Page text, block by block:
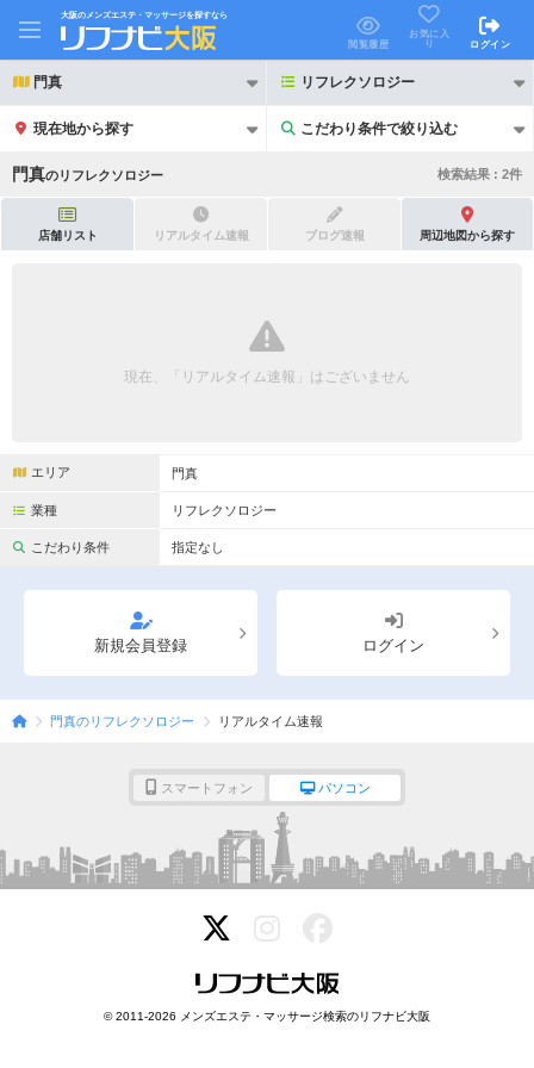
大阪のメンズエステ・マッサージを探すなら
閲覧履歴
お気に入
り
ログイン
門真 リフレクソロジー
現在地から探す こだわり条件で絞り込む
こだわり条件で絞り込む
完全個室
ペアルームあり シャワー室完備
フットバスあり
専用駐車場あり 有資格者在籍
日本人スタッフのみ 女性スタッフのみ
Ｗセラピスト
こだわり条件を変更
門真のリフレクソロジー 検索結果 : 2件
店舗リスト リアルタイム速報 ブログ速報 周辺地図から探す
現在、「リアルタイム速報」はございません
エリア 門真
業種 リフレクソロジー
こだわり条件 指定なし
新規会員登録 ログイン
門真のリフレクソロジー リアルタイム速報
スマートフォン パソコン
© 2011-2026 メンズエステ・マッサージ検索のリフナビ大阪